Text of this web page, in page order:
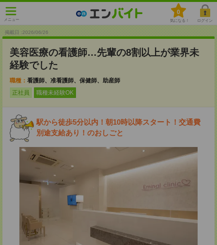
メニュー
0
気になる！ ログイン
掲載日 :2026/06/26
美容医療の看護師…先輩の8割以上が業界未
経験でした
職種： 看護師、准看護師、保健師、助産師
正社員
職種未経験OK
駅から徒歩5分以内！朝10時以降スタート！交通費
別途支給あり！のおしごと